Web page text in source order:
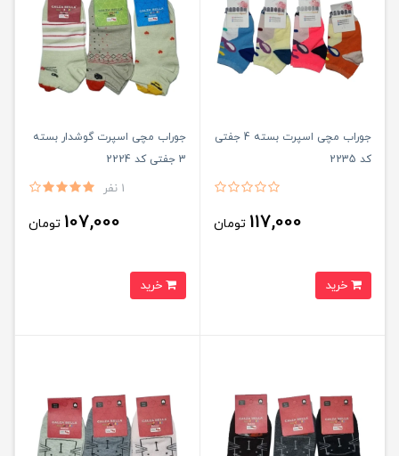
جوراب مچی اسپرت بسته 4 جفتی
کد 2235
117,000 تومان
جوراب مچی اسپرت گوشدار بسته
3 جفتی کد 2224
1 نفر
107,000 تومان